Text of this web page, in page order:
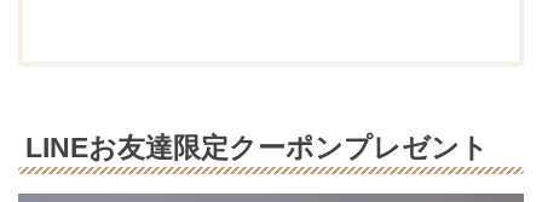
LINEお友達限定クーポンプレゼント